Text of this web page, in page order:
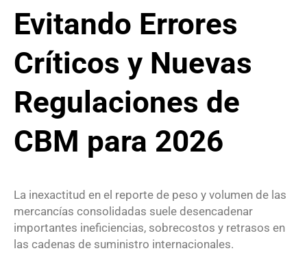
Evitando Errores
Críticos y Nuevas
Regulaciones de
CBM para 2026
La inexactitud en el reporte de peso y volumen de las
mercancías consolidadas suele desencadenar
importantes ineficiencias, sobrecostos y retrasos en
las cadenas de suministro internacionales.